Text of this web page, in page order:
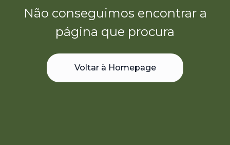
Não conseguimos encontrar a
página que procura
Voltar à Homepage